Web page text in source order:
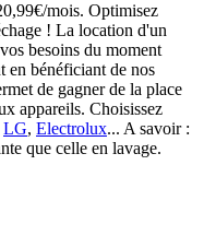
mois. Optimisez
! La location d'un
besoins du moment
en bénéficiant de nos
de gagner de la place
appareils. Choisissez
LG, Electrolux... A savoir :
que celle en lavage.